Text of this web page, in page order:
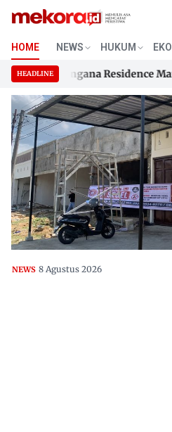
Skip
content
HOME NEWS HUKUM
HEADLINE
Samusengana Residence
Samusengana Residence
NEWS 8 Agustus 2026